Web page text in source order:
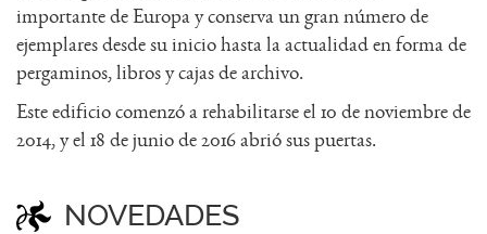
importante de Europa y conserva un gran número de
ejemplares desde su inicio hasta la actualidad en forma de
pergaminos, libros y cajas de archivo.
Este edificio comenzó a rehabilitarse el 10 de noviembre de
2014, y el 18 de junio de 2016 abrió sus puertas.
NOVEDADES